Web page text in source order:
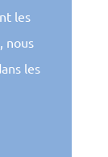
les
nous
les